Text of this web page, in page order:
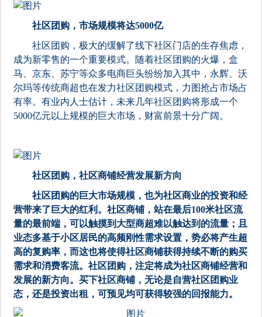
社区团购，市场规模将达5000亿
社区团购，极大的缓解了线下社区门店的生存焦虑，
成为新零售的一个重要模式。随着社区团购的火爆，盒
马、京东、苏宁等众多电商巨头纷纷加入其中，永辉、沃
尔玛等传统商超也在发力社区团购模式，力图抢占市场占
有率。有业内人士估计，未来几年社区团购将形成一个
5000亿元以上规模的巨大市场，财富前景十分广阔。
社区团购，社区商铺经营发展新方向
社区团购的巨大市场规模，也为社区商业的投资和经
营带来了巨大的红利。社区商铺，站在最后100米社区流
量的最前端，可以触摸到大型商超难以触达到的流量；且
业态多基于小区居民的高频刚性需求设置，势必将产生超
高的复购率，而这也将使得社区商铺获得持续不断的购买
需求和消费客流。社区团购，注定将成为社区商铺经营和
发展的新方向。买下社区商铺，无论是自营社区团购业
态，还是投资出租，可预见均可获得较强的回报能力。